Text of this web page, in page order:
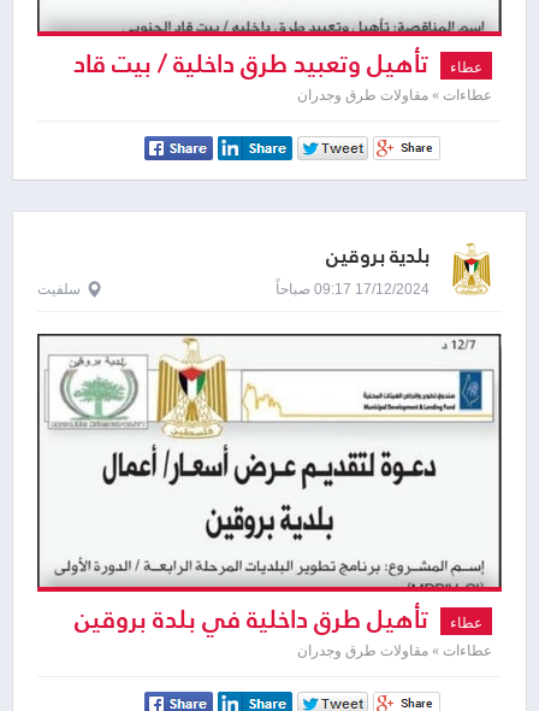
عطاء تأهيل وتعبيد طرق داخلية / بيت قاد
الجنوبي
عطاءات » مقاولات طرق وجدران
بلدية بروقين
17/12/2024 09:17 صباحاً سلفيت
عطاء تأهيل طرق داخلية في بلدة بروقين
عطاءات » مقاولات طرق وجدران